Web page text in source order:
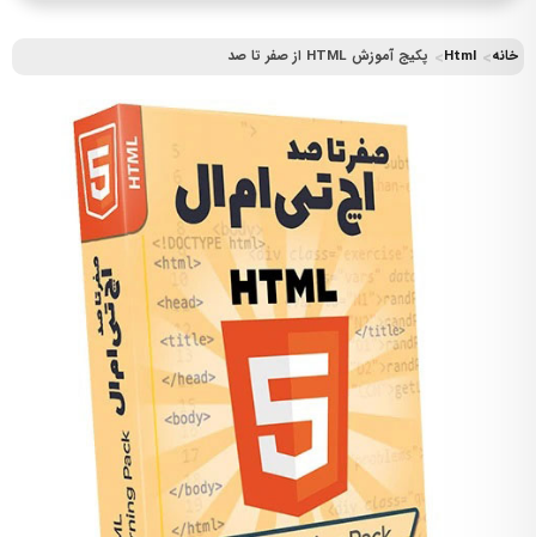
خانه Html پکیج آموزش HTML از صفر تا صد